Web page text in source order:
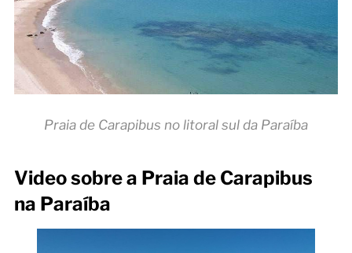
Praia de Carapibus no litoral sul da Paraíba
Video sobre a Praia de Carapibus
na Paraíba